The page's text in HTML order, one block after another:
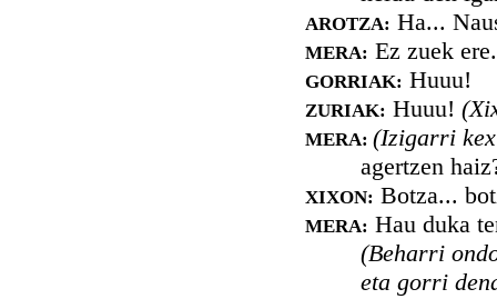
AROTZA: Ha...
MERA: Ez zuek ere.
GORRIAK: Huuu!
ZURIAK: Huuu!
MERA: (Izigarri
agertzen
XIXON: Botza...
MERA: Hau duka
(Beharri
eta gorri